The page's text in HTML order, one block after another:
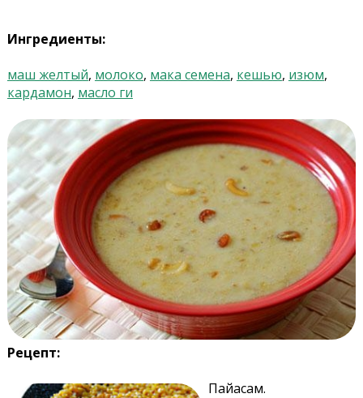
Ингредиенты:
маш желтый, молоко, мака семена, кешью, изюм,
кардамон, масло ги
Рецепт:
Пайасам.